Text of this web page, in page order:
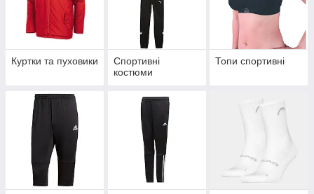
Куртки та пуховики
Спортивні
костюми
Топи спортивні